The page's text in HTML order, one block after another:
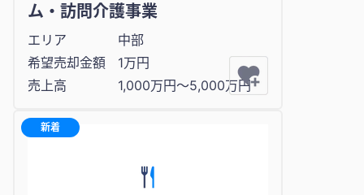
ム・訪問介護事業
エリア
中部
希望売却金額
1万円
売上高
1,000万円〜5,000万円
新着